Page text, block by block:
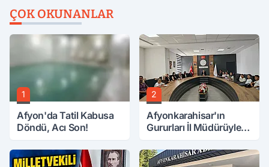
ÇOK OKUNANLAR
1
Afyon'da Tatil Kabusa
Döndü, Acı Son!
2
Afyonkarahisar'ın
Gururları İl Müdürüyle